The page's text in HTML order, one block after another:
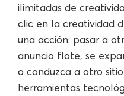
ilimitadas de
clic en la creatividad
una acción: pasar a
anuncio flote, se
o conduzca a otro
herramientas